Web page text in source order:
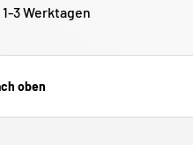
3 Werktagen
oben